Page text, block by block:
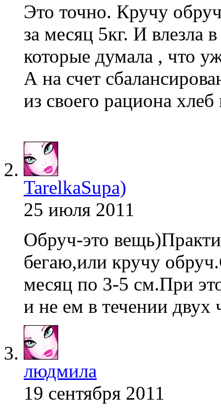
Это точно. Кручу
за месяц 5кг. И влезла
которые думала , что
А на счет
из своего рациона
TarelkaSupa)
25 июля 2011
Обруч-это
бегаю,или кручу
месяц по 3-5 см.При
и не ем в течении двух
людмила
19 сентября 2011